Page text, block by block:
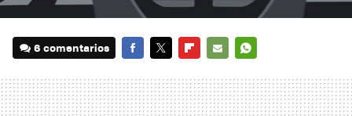
6 comentarios
MAIL